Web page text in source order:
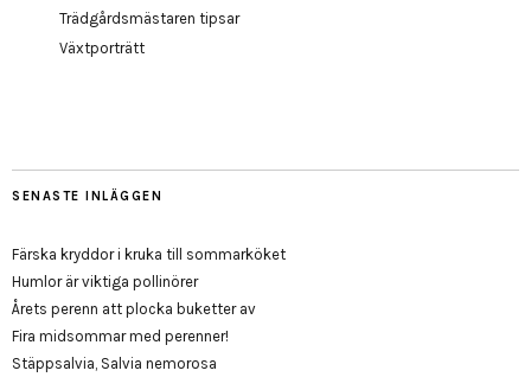
Trädgårdsmästaren tipsar
Växtporträtt
SENASTE INLÄGGEN
Färska kryddor i kruka till sommarköket
Humlor är viktiga pollinörer
Årets perenn att plocka buketter av
Fira midsommar med perenner!
Stäppsalvia, Salvia nemorosa